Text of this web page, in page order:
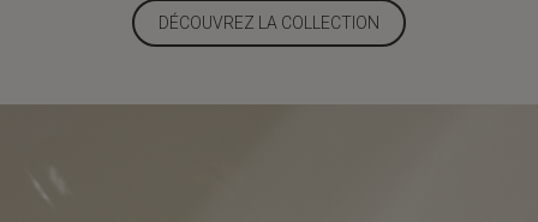
DÉCOUVREZ LA COLLECTION